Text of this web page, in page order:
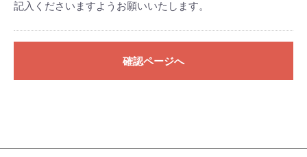
記入くださいますようお願いいたします。
確認ページへ